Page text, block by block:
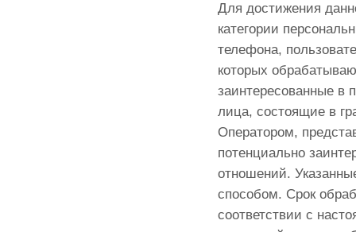
Для достижения
категории
телефона,
которых
заинтересованные в
лица, состоящие в
Оператором,
потенциально
отношений.
способом. Срок
соответствии с